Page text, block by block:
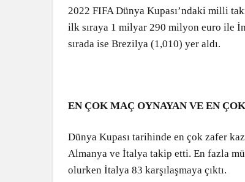
2022 FIFA Dünya Kupası’ndaki milli
ilk sıraya 1 milyar 290 milyon euro ile
sırada ise Brezilya (1,010) yer aldı.
EN ÇOK MAÇ OYNAYAN VE EN
Dünya Kupası tarihinde en çok zafer
Almanya ve İtalya takip etti. En fazla
olurken İtalya 83 karşılaşmaya çıktı.